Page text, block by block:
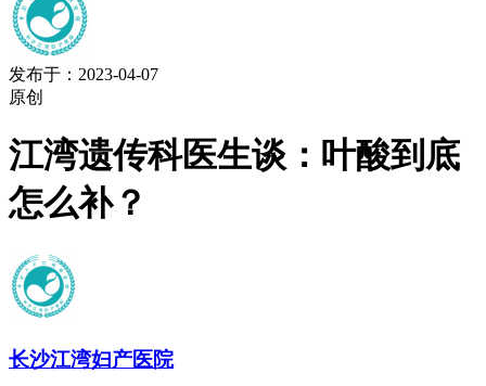
发布于：2023-04-07
原创
江湾遗传科医生谈：叶酸到底
怎么补？
长沙江湾妇产医院